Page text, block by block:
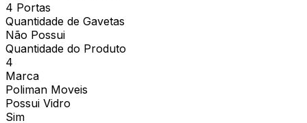
4 Portas
Quantidade de Gavetas
Não Possui
Quantidade do Produto
4
Marca
Poliman Moveis
Possui Vidro
Sim